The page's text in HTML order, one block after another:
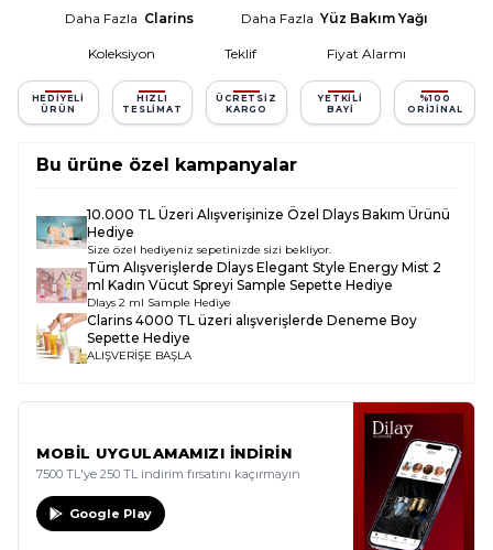
Daha Fazla Clarins Daha Fazla Yüz Bakım Yağı
Koleksiyon Teklif Fiyat Alarmı
HEDIYELI
ÜRÜN
HIZLI
TESLIMAT
ÜCRETSIZ
KARGO
YETKILI
BAYI
%100
ORIJINAL
Bu ürüne özel kampanyalar
10.000 TL Üzeri Alışverişinize Özel Dlays Bakım Ürünü
Hediye
Size özel hediyeniz sepetinizde sizi bekliyor.
Tüm Alışverişlerde Dlays Elegant Style Energy Mist 2
ml Kadın Vücut Spreyi Sample Sepette Hediye
Dlays 2 ml Sample Hediye
Clarins 4000 TL üzeri alışverişlerde Deneme Boy
Sepette Hediye
ALIŞVERİŞE BAŞLA
MOBİL UYGULAMAMIZI İNDİRİN
7500 TL'ye 250 TL indirim fırsatını kaçırmayın
Google Play